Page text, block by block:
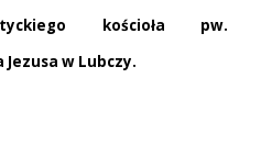
kościoła pw.
w Lubczy.